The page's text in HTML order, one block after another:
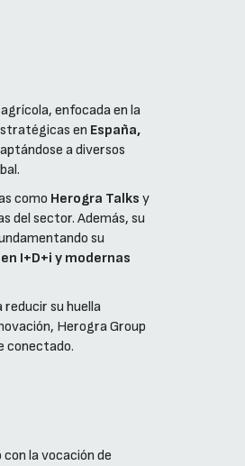
enfocada en la
en España,
a diversos
como Herogra Talks y
del sector. Además, su
su
I+D+i y modernas
su huella
Herogra Group
conectado.
la vocación de